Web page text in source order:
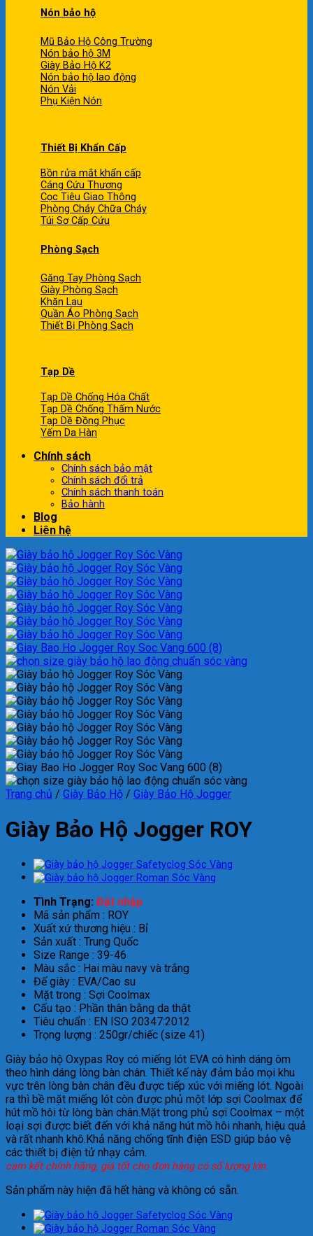
Nón bảo hộ
Mũ Bảo Hộ Công Trường
Nón bảo hộ 3M
Giày Bảo Hộ K2
Nón bảo hộ lao động
Nón Vải
Phụ Kiện Nón
Thiết Bị Khẩn Cấp
Bồn rửa mắt khẩn cấp
Cáng Cứu Thương
Cọc Tiêu Giao Thông
Phòng Cháy Chữa Cháy
Túi Sơ Cấp Cứu
Phòng Sạch
Găng Tay Phòng Sạch
Giày Phòng Sạch
Khăn Lau
Quần Áo Phòng Sạch
Thiết Bị Phòng Sạch
Tạp Dề
Tạp Dề Chống Hóa Chất
Tạp Dề Chống Thấm Nước
Tạp Dề Đồng Phục
Yếm Da Hàn
Chính sách
Chính sách bảo mật
Chính sách đổi trả
Chính sách thanh toán
Bảo hành
Blog
Liên hệ
Trang chủ / Giày Bảo Hộ / Giày Bảo Hộ Jogger
Giày Bảo Hộ Jogger ROY
Tình Trạng: Đặt nhập
Mã sản phẩm : ROY
Xuất xứ thương hiệu : Bỉ
Sản xuất : Trung Quốc
Size Range : 39-46
Màu sắc : Hai màu navy và trắng
Đế giày : EVA/Cao su
Mặt trong : Sợi Coolmax
Cấu tạo : Phần thân bằng da thật
Tiêu chuẩn : EN ISO 20347:2012
Trọng lượng : 250gr/chiếc (size 41)
Giày bảo hộ Oxypas Roy có miếng lót EVA có hình dáng ôm
theo hình dáng lòng bàn chân. Thiết kế này đảm bảo mọi khu
vực trên lòng bàn chân đều được tiếp xúc với miếng lót. Ngoài
ra thì bề mặt miếng lót còn được phủ một lớp sợi Coolmax để
hút mồ hôi từ lòng bàn chân.Mặt trong phủ sợi Coolmax – một
loại sợi được biết đến với khả năng hút mồ hôi nhanh, hiệu quả
và rất nhanh khô.Khả năng chống tĩnh điện ESD giúp bảo vệ
các thiết bị điện tử nhạy cảm.
cam kết chính hãng, giá tốt cho đơn hàng có số lượng lớn.
Sản phẩm này hiện đã hết hàng và không có sẵn.